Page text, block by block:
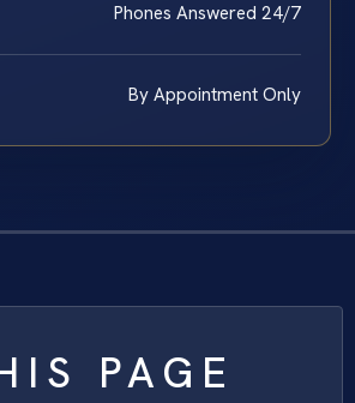
Phones Answered 24/7
By Appointment Only
PAGE